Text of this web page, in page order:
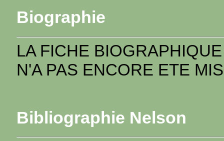
Biographie
LA FICHE
N'A PAS ENCORE ETE
Bibliographie Nelson